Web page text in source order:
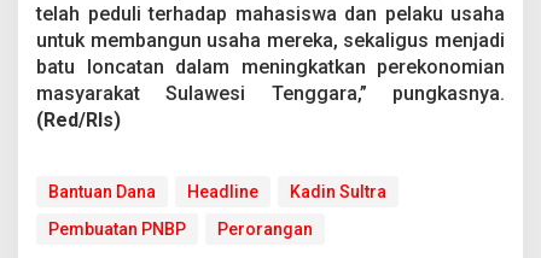
telah peduli terhadap mahasiswa dan pelaku usaha
untuk membangun usaha mereka, sekaligus menjadi
batu loncatan dalam meningkatkan perekonomian
masyarakat Sulawesi Tenggara,” pungkasnya.
(Red/Rls)
Bantuan Dana Headline
Kadin Sultra
Pembuatan PNBP
Perorangan